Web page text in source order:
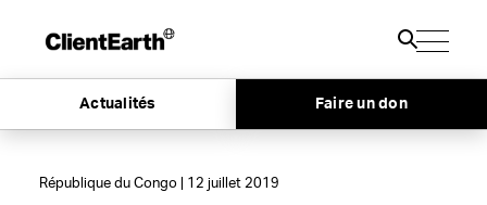
Actualités Faire un don
République du Congo | 12 juillet 2019